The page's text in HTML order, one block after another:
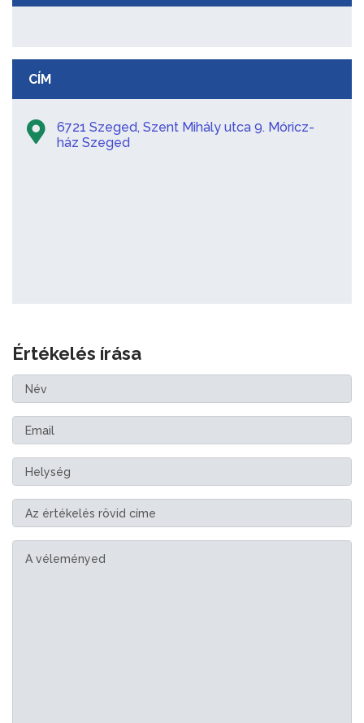
CÍM
6721 Szeged, Szent Mihály utca 9. Móricz-
ház Szeged
Értékelés írása